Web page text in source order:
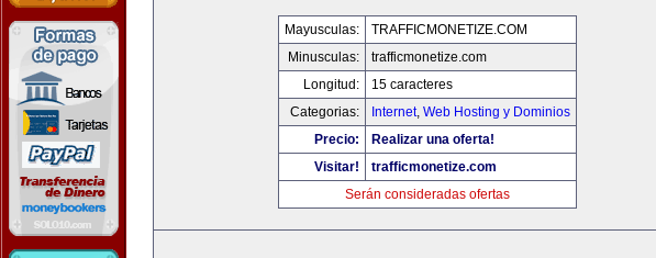
Mayusculas:
TRAFFICMONETIZE.COM
Minusculas:
trafficmonetize.com
Longitud:
15 caracteres
Categorias:
Internet, Web Hosting y Dominios
Precio:
Realizar una oferta!
Visitar!
trafficmonetize.com
Serán consideradas ofertas